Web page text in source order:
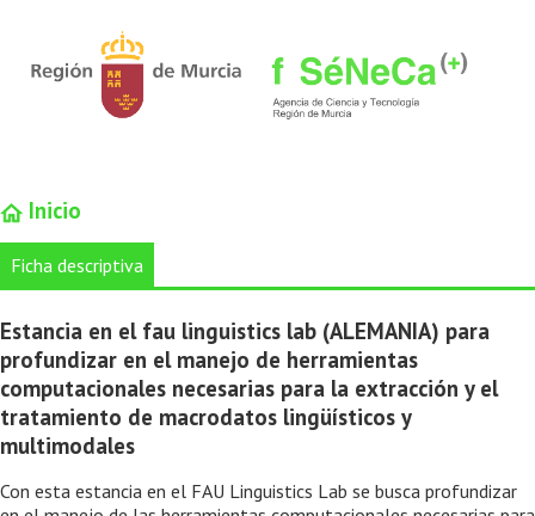
Inicio
Ficha descriptiva
Estancia en el fau linguistics lab (ALEMANIA) para
profundizar en el manejo de herramientas
computacionales necesarias para la extracción y el
tratamiento de macrodatos lingüísticos y
multimodales
Con esta estancia en el FAU Linguistics Lab se busca profundizar